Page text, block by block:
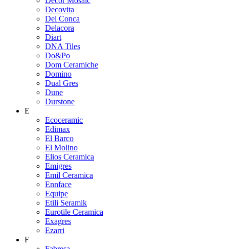
Decovita
Del Conca
Delacora
Diart
DNA Tiles
Do&Po
Dom Ceramiche
Domino
Dual Gres
Dune
Durstone
E
Ecoceramic
Edimax
El Barco
El Molino
Elios Ceramica
Emigres
Emil Ceramica
Ennface
Equipe
Etili Seramik
Eurotile Ceramica
Exagres
Ezarri
F